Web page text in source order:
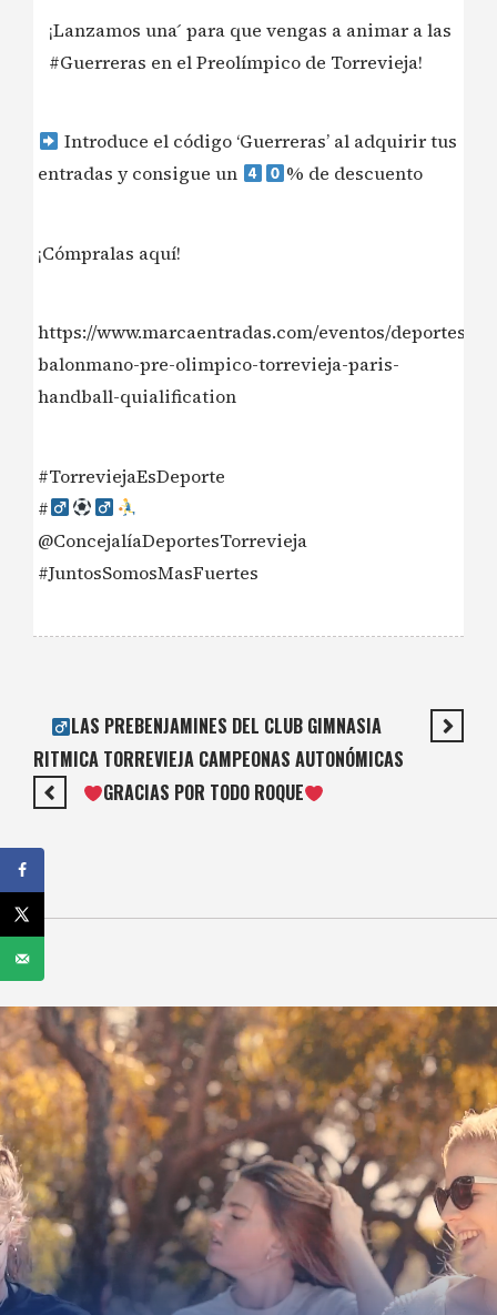
¡Lanzamos una ́ para que vengas a animar a las
#Guerreras en el Preolímpico de Torrevieja!
Introduce el código ‘Guerreras’ al adquirir tus
entradas y consigue un
% de descuento
¡Cómpralas aquí!
https://www.marcaentradas.com/eventos/deportes/
balonmano-pre-olimpico-torrevieja-paris-
handball-quialification
#TorreviejaEsDeporte
#‍
@ConcejalíaDeportesTorrevieja
#JuntosSomosMasFuertes
LAS PREBENJAMINES DEL CLUB GIMNASIA
RITMICA TORREVIEJA CAMPEONAS AUTONÓMICAS
GRACIAS POR TODO ROQUE